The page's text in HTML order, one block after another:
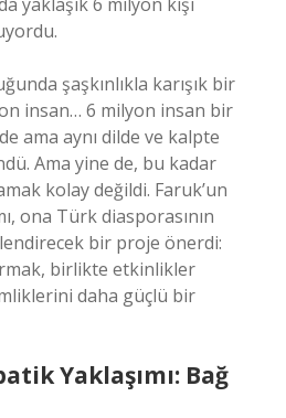
şaşkınlıkla karışık bir
insan… 6 milyon insan bir
ama aynı dilde ve kalpte
Ama yine de, bu kadar
kolay değildi. Faruk’un
ona Türk diasporasının
bir proje önerdi:
birlikte etkinlikler
daha güçlü bir
Yaklaşımı: Bağ